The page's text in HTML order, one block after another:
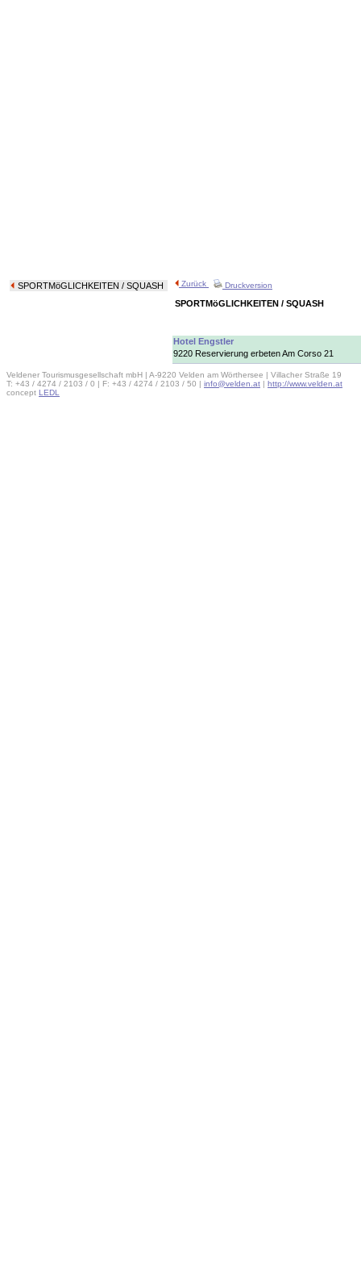
SPORTMöGLICHKEITEN / SQUASH Zurück Druckversion
SPORTMöGLICHKEITEN / SQUASH
Hotel Engstler
9220 Reservierung erbeten Am Corso 21
Veldener Tourismusgesellschaft mbH | A-9220 Velden am Wörthersee | Villacher Straße 19
T: +43 / 4274 / 2103 / 0 | F: +43 / 4274 / 2103 / 50 | info@velden.at | http://www.velden.at
concept LEDL